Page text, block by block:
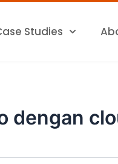
Studies
dengan